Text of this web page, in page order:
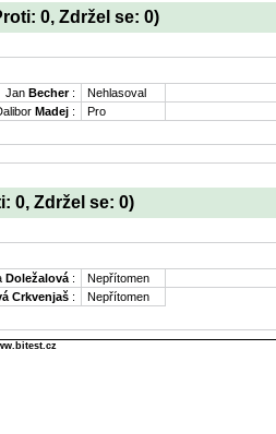
0, Zdržel se: 0)
Jan Becher:
Nehlasoval
Madej : Pro
0, Zdržel se: 0)
Doležalová :
Nepřítomen
Crkvenjaš : Nepřítomen